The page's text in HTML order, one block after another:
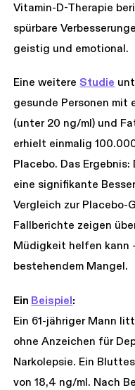
Vitamin-D-Therapie
spürbare
geistig und emotional.
Eine weitereStudie
gesunde Personen mit
(unter 20 ng/ml) und
erhielt einmalig
Placebo. Das
eine signifikante
Vergleich zur Placebo-
Fallberichte zeigen
Müdigkeit helfen kann
bestehendem Mangel.
Ein Beispiel:
Ein 61-jähriger Mann
ohne Anzeichen für
Narkolepsie. Ein
von 18,4 ng/ml. Nach